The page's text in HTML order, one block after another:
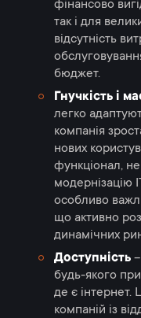
фінансово
так і для
відсутність
бюджет.
Гнучкість і
легко
компанія
нових
функціонал,
модернізацію
особливо
що активно
динамічних
Доступність
будь-якого
де є
компаній із